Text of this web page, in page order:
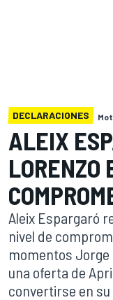
DECLARACIONES
ALEIX
LORENZO
Aleix Espargaró
nivel de
momentos
una oferta de
convertirse en su